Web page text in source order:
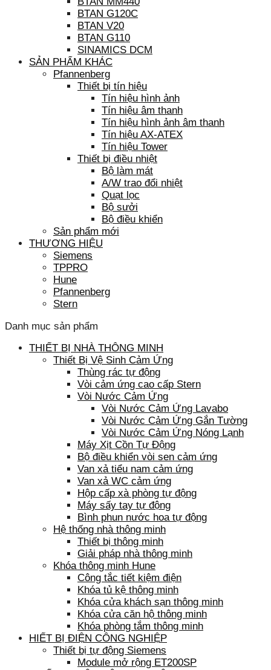
BTAN G120C
BTAN V20
BTAN G110
SINAMICS DCM
SẢN PHẨM KHÁC
Pfannenberg
Thiết bị tín hiệu
Tín hiệu hình ảnh
Tín hiệu âm thanh
Tín hiệu hình ảnh âm thanh
Tín hiệu AX-ATEX
Tín hiệu Tower
Thiết bị điều nhiệt
Bộ làm mát
A/W trao đổi nhiệt
Quạt lọc
Bộ sưởi
Bộ điều khiển
Sản phẩm mới
THƯƠNG HIỆU
Siemens
TPPRO
Hune
Pfannenberg
Stern
Danh mục sản phẩm
THIẾT BỊ NHÀ THÔNG MINH
Thiết Bị Vệ Sinh Cảm Ứng
Thùng rác tự động
Vòi cảm ứng cao cấp Stern
Vòi Nước Cảm Ứng
Vòi Nước Cảm Ứng Lavabo
Vòi Nước Cảm Ứng Gắn Tường
Vòi Nước Cảm Ứng Nóng Lạnh
Máy Xịt Cồn Tự Động
Bộ điều khiển vòi sen cảm ứng
Van xả tiểu nam cảm ứng
Van xả WC cảm ứng
Hộp cấp xà phòng tự động
Máy sấy tay tự động
Bình phun nước hoa tự động
Hệ thống nhà thông minh
Thiết bị thông minh
Giải pháp nhà thông minh
Khóa thông minh Hune
Công tắc tiết kiệm điện
Khóa tủ kệ thông minh
Khóa cửa khách sạn thông minh
Khóa cửa căn hộ thông minh
Khóa phòng tắm thông minh
HIẾT BỊ ĐIỆN CÔNG NGHIỆP
Thiết bị tự động Siemens
Module mở rộng ET200SP